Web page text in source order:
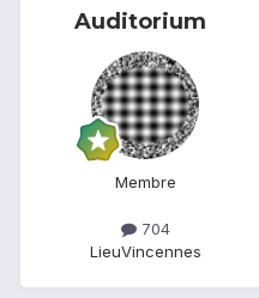
Auditorium
Membre
704
LieuVincennes